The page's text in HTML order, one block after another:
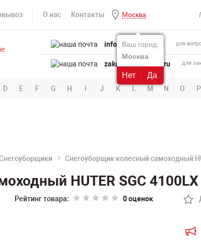
О нас Контакты Москва
Ваш город:
Москва
Нет Да
info@powertool.ru для
zakaz@powertool.ru для
D E F G H I J K L M N O P
Снегоуборщик колесный самоходный
HUTER SGC
Рейтинг товара: 0 оценок